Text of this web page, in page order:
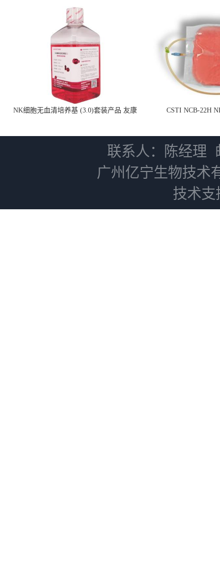
NK细胞无血清培养基 (3.0)套装产品 友康
CSTI NCB-22H
联系人：陈经理
广州亿宁生物技术
技术